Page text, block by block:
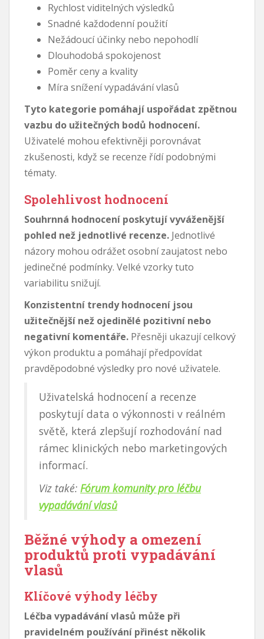
Rychlost viditelných výsledků
Snadné každodenní použití
Nežádoucí účinky nebo nepohodlí
Dlouhodobá spokojenost
Poměr ceny a kvality
Míra snížení vypadávání vlasů
Tyto kategorie pomáhají uspořádat zpětnou
vazbu do užitečných bodů hodnocení.
Uživatelé mohou efektivněji porovnávat
zkušenosti, když se recenze řídí podobnými
tématy.
Spolehlivost hodnocení
Souhrnná hodnocení poskytují vyváženější
pohled než jednotlivé recenze. Jednotlivé
názory mohou odrážet osobní zaujatost nebo
jedinečné podmínky. Velké vzorky tuto
variabilitu snižují.
Konzistentní trendy hodnocení jsou
užitečnější než ojedinělé pozitivní nebo
negativní komentáře. Přesněji ukazují celkový
výkon produktu a pomáhají předpovídat
pravděpodobné výsledky pro nové uživatele.
Uživatelská hodnocení a recenze
poskytují data o výkonnosti v reálném
světě, která zlepšují rozhodování nad
rámec klinických nebo marketingových
informací.
Viz také: Fórum komunity pro léčbu
vypadávání vlasů
Běžné výhody a omezení
produktů proti vypadávání
vlasů
Klíčové výhody léčby
Léčba vypadávání vlasů může při
pravidelném používání přinést několik